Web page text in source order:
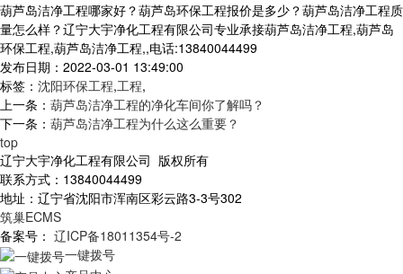
葫芦岛洁净工程哪家好？葫芦岛环保工程报价是多少？葫芦岛洁净工程质
量怎么样？辽宁大宇净化工程有限公司专业承接葫芦岛洁净工程,葫芦岛
环保工程,葫芦岛洁净工程,,电话:13840044499
发布日期：2022-03-01 13:49:00
标签： 沈阳环保工程,工程,
上一条： 葫芦岛洁净工程的净化车间你了解吗？
下一条： 葫芦岛洁净工程为什么这么重要？
top
辽宁大宇净化工程有限公司 版权所有
联系方式：13840044499
地址：辽宁省沈阳市浑南区彩云路3-3号302
筑巢ECMS
备案号： 辽ICP备18011354号-2
一键拨号